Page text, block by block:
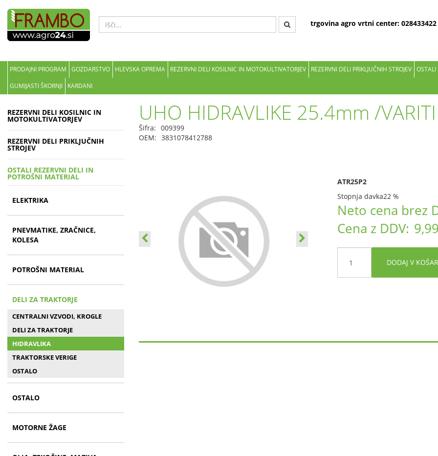
trgovina agro vrtni center: 028433422
PRODAJNI PROGRAM GOZDARSTVO HLEVSKA OPREMA REZERVNI DELI KOSILNIC IN MOTOKULTIVATORJEV REZERVNI DELI PRIKLJUČNIH STROJEV OSTALI
GUMIJASTI ŠKORNJI
KARDANI
REZERVNI DELI KOSILNIC IN
MOTOKULTIVATORJEV
REZERVNI DELI PRIKLJUČNIH
STROJEV
OSTALI REZERVNI DELI IN
POTROŠNI MATERIAL
ELEKTRIKA
PNEVMATIKE, ZRAČNICE,
KOLESA
POTROŠNI MATERIAL
DELI ZA TRAKTORJE
CENTRALNI VZVODI, KROGLE
DELI ZA TRAKTORJE
HIDRAVLIKA
TRAKTORSKE VERIGE
OSTALO
OSTALO
MOTORNE ŽAGE
UHO HIDRAVLIKE 25.4mm /VARITI
Šifra: 009399
OEM: 3831078412788
ATR25P2
Stopnja davka22 %
Neto cena brez
Cena z DDV:
DODAJ V